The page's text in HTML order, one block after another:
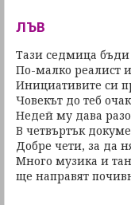
ЛЪВ
Тази седмица
По-малко реалист
Инициативите си
Човекът до теб
Недей му дава
В четвъртък
Добре чети, за да
Много музика и
ще направят